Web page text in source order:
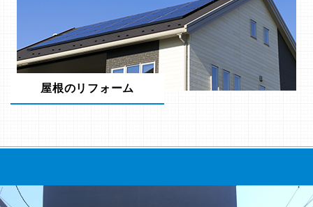
屋根のリフォーム